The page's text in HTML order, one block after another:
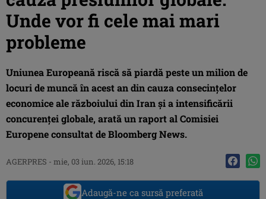
Unde vor fi cele mai mari
probleme
Uniunea Europeană riscă să piardă peste un milion de
locuri de muncă în acest an din cauza consecinţelor
economice ale războiului din Iran şi a intensificării
concurenţei globale, arată un raport al Comisiei
Europene consultat de Bloomberg News.
AGERPRES - mie, 03 iun. 2026, 15:18
Adaugă-ne ca sursă preferată